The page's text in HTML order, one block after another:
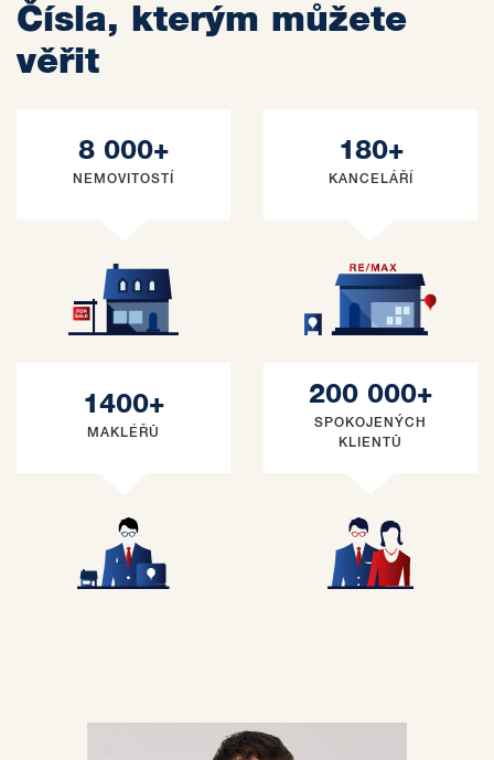
Čísla, kterým můžete
věřit
8 000+
NEMOVITOSTÍ
180+
KANCELÁŘÍ
1400+
MAKLÉŘŮ
200 000+
SPOKOJENÝCH
KLIENTŮ